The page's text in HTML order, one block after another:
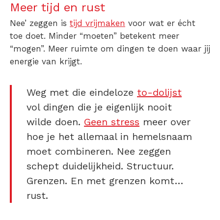
Meer tijd en rust
Nee’ zeggen is tijd vrijmaken voor wat er écht
toe doet. Minder “moeten” betekent meer
“mogen”. Meer ruimte om dingen te doen waar jij
energie van krijgt.
Weg met die eindeloze to-dolijst
vol dingen die je eigenlijk nooit
wilde doen. Geen stress meer over
hoe je het allemaal in hemelsnaam
moet combineren. Nee zeggen
schept duidelijkheid. Structuur.
Grenzen. En met grenzen komt…
rust.